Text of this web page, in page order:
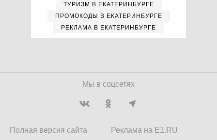
ТУРИЗМ В ЕКАТЕРИНБУРГЕ
ПРОМОКОДЫ В ЕКАТЕРИНБУРГЕ
РЕКЛАМА В ЕКАТЕРИНБУРГЕ
Мы в соцсетях
Полная версия сайта
Реклама на E1.RU